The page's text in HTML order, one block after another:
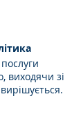
виходячи зі